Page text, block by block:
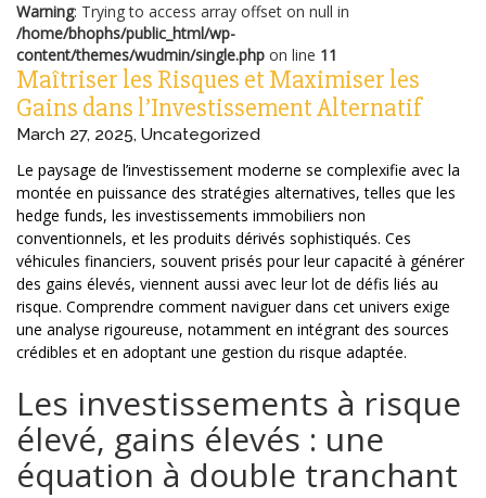
Warning: Trying to access array offset on null in
/home/bhophs/public_html/wp-
content/themes/wudmin/single.php on line 11
Maîtriser les Risques et Maximiser les
Gains dans l’Investissement Alternatif
March 27, 2025, Uncategorized
Le paysage de l’investissement moderne se complexifie avec la
montée en puissance des stratégies alternatives, telles que les
hedge funds, les investissements immobiliers non
conventionnels, et les produits dérivés sophistiqués. Ces
véhicules financiers, souvent prisés pour leur capacité à générer
des gains élevés, viennent aussi avec leur lot de défis liés au
risque. Comprendre comment naviguer dans cet univers exige
une analyse rigoureuse, notamment en intégrant des sources
crédibles et en adoptant une gestion du risque adaptée.
Les investissements à risque
élevé, gains élevés : une
équation à double tranchant